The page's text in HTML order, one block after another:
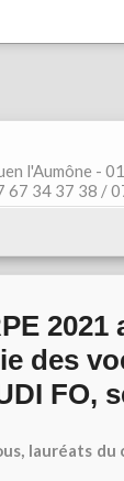
l'Aumône -
67 34 37 38 /
des
FO,
lauréats du